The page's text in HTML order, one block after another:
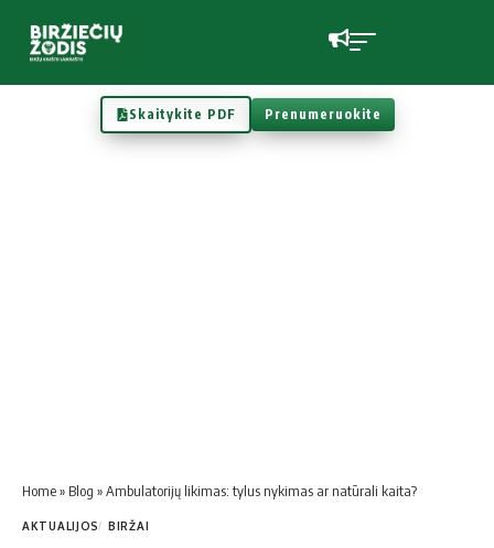
Skaitykite PDF Prenumeruokite
Home» Blog »Ambulatorijų likimas: tylus nykimas ar natūrali kaita?
AKTUALIJOS BIRŽAI